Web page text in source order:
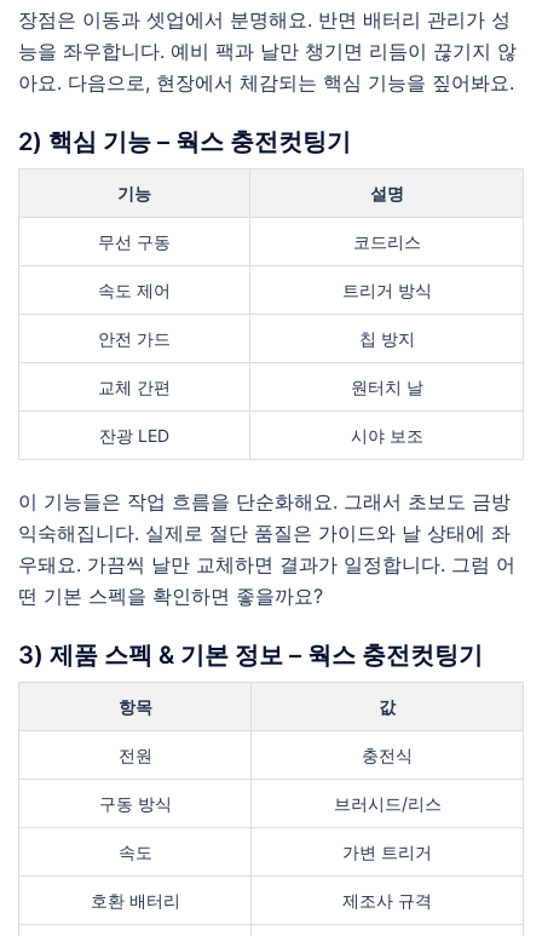
장점은 이동과 셋업에서 분명해요. 반면 배터리 관리가 성
능을 좌우합니다. 예비 팩과 날만 챙기면 리듬이 끊기지 않
아요. 다음으로, 현장에서 체감되는 핵심 기능을 짚어봐요.
2) 핵심 기능 – 웍스 충전컷팅기
기능 설명
무선 구동 코드리스
속도 제어 트리거 방식
안전 가드 칩 방지
교체 간편 원터치 날
잔광 LED 시야 보조
이 기능들은 작업 흐름을 단순화해요. 그래서 초보도 금방
익숙해집니다. 실제로 절단 품질은 가이드와 날 상태에 좌
우돼요. 가끔씩 날만 교체하면 결과가 일정합니다. 그럼 어
떤 기본 스펙을 확인하면 좋을까요?
3) 제품 스펙 & 기본 정보 – 웍스 충전컷팅기
항목 값
전원 충전식
구동 방식 브러시드/리스
속도 가변 트리거
호환 배터리 제조사 규격